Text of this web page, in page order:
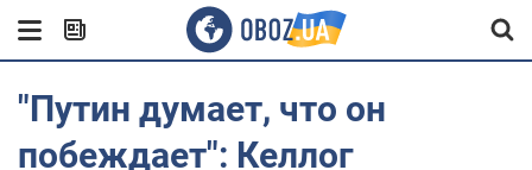
"Путин думает, что он
побеждает": Келлог